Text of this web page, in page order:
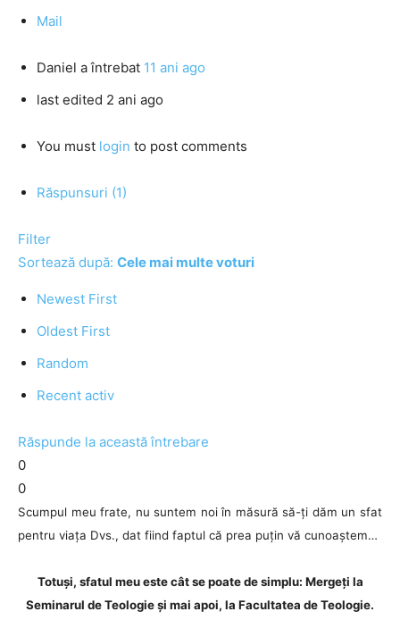
Mail
Daniel a întrebat 11 ani ago
last edited 2 ani ago
You must login to post comments
Răspunsuri (1)
Filter
Sortează după: Cele mai multe voturi
Newest First
Oldest First
Random
Recent activ
Răspunde la această întrebare
0
0
Scumpul meu frate, nu suntem noi în măsură să-ți dăm un sfat
pentru viața Dvs., dat fiind faptul că prea puțin vă cunoaștem…
Totuși, sfatul meu este cât se poate de simplu: Mergeți la
Seminarul de Teologie și mai apoi, la Facultatea de Teologie.